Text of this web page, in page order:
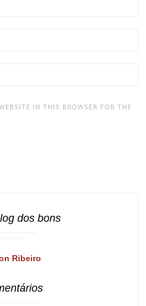
IN THIS BROWSER FOR THE
dos bons
Ribeiro